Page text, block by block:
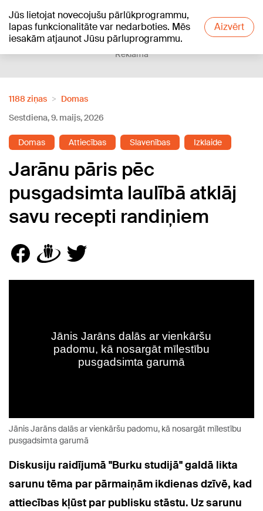
Jūs lietojat novecojušu pārlūkprogrammu,
lapas funkcionalitāte var nedarboties. Mēs
iesakām atjaunot Jūsu pārluprogrammu.
Aizvērt
+18°C
Reklāma
1188 ziņas
Domas
Sestdiena, 9. maijs, 2026
Domas Attiecības Slavenības Izklaide
Jarānu pāris pēc
pusgadsimta laulībā atklāj
savu recepti randiņiem
Jānis Jarāns dalās ar vienkāršu padomu, kā nosargāt mīlestību
pusgadsimta garumā
Diskusiju raidījumā "Burku studijā" galdā likta
sarunu tēma par pārmaiņām ikdienas dzīvē, kad
attiecības kļūst par publisku stāstu. Uz sarunu